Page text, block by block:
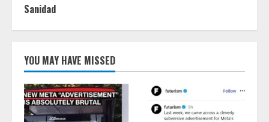
Sanidad
YOU MAY HAVE MISSED